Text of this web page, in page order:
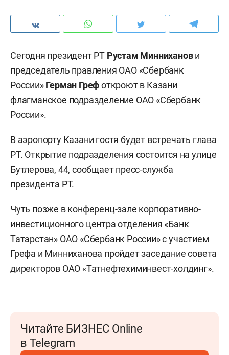
Сегодня президент РТ Рустам Минниханови
председатель правления ОАО «Сбербанк
России»Герман Грефоткроют в Казани
флагманское подразделение ОАО «Сбербанк
России».
В аэропорту Казани гостя будет встречать глава
РТ. Открытие подразделения состоится на улице
Бутлерова, 44, сообщает пресс-служба
президента РТ.
Чуть позже в конференц-зале корпоративно-
инвестиционного центра отделения «Банк
Татарстан» ОАО «Сбербанк России» с участием
Грефа и Минниханова пройдет заседание совета
директоров ОАО «Татнефтехиминвест-холдинг».
Читайте БИЗНЕС Online
в Telegram